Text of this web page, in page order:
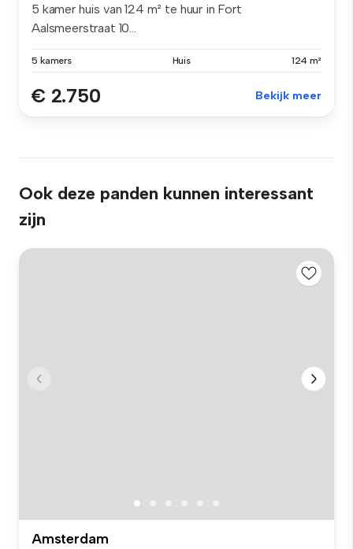
5 kamer huis van 124 m² te huur in Fort
Aalsmeerstraat 10...
5 kamers Huis 124 m²
€ 2.750 Bekijk meer
Ook deze panden kunnen interessant
zijn
Amsterdam